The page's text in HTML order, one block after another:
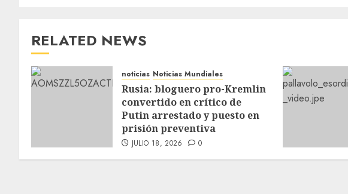
RELATED NEWS
noticias Noticias Mundiales
Rusia: bloguero pro-Kremlin
convertido en crítico de
Putin arrestado y puesto en
prisión preventiva
JULIO 18, 2026 0